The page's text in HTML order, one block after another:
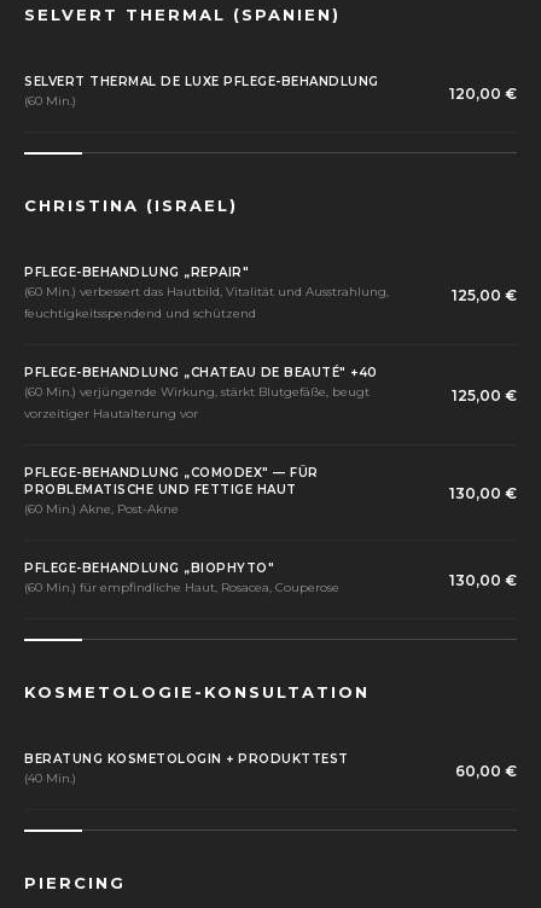
SELVERT THERMAL (SPANIEN)
SELVERT THERMAL DE LUXE PFLEGE-BEHANDLUNG
(60 Min.)
120,00 €
CHRISTINA (ISRAEL)
PFLEGE-BEHANDLUNG „REPAIR"
(60 Min.) verbessert das Hautbild, Vitalität und Ausstrahlung,
feuchtigkeitsspendend und schützend
125,00 €
PFLEGE-BEHANDLUNG „CHATEAU DE BEAUTÉ" +40
(60 Min.) verjüngende Wirkung, stärkt Blutgefäße, beugt
vorzeitiger Hautalterung vor
125,00 €
PFLEGE-BEHANDLUNG „COMODEX" — FÜR
PROBLEMATISCHE UND FETTIGE HAUT
(60 Min.) Akne, Post-Akne
130,00 €
PFLEGE-BEHANDLUNG „BIOPHYTO"
(60 Min.) für empfindliche Haut, Rosacea, Couperose
130,00 €
KOSMETOLOGIE-KONSULTATION
BERATUNG KOSMETOLOGIN + PRODUKTTEST
(40 Min.)
60,00 €
PIERCING